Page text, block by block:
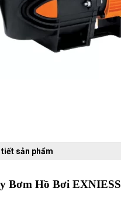
tiết sản phẩm
Bơm Hồ Bơi EXNIESS